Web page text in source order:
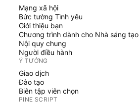
Mạng xã hội
Bức tường Tình yêu
Giới thiệu bạn
Chương trình dành cho Nhà sáng tạo
Nội quy chung
Người điều hành
Ý TƯỞNG
Giao dịch
Đào tạo
Biên tập viên chọn
PINE SCRIPT